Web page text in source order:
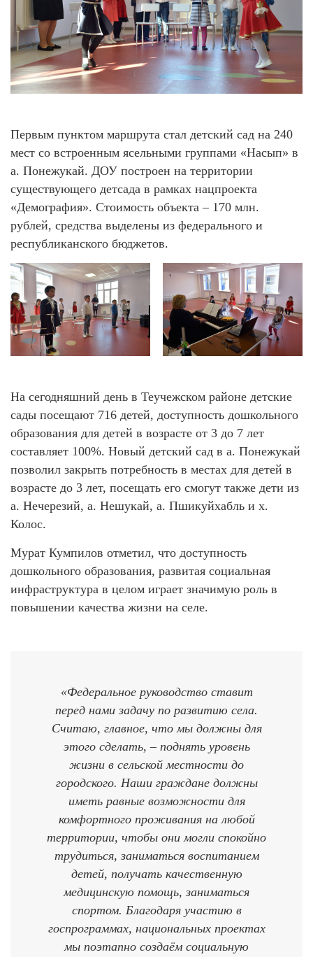
Первым пунктом маршрута стал детский сад на 240
мест со встроенным ясельными группами «Насып» в
а. Понежукай. ДОУ построен на территории
существующего детсада в рамках нацпроекта
«Демография». Стоимость объекта – 170 млн.
рублей, средства выделены из федерального и
республиканского бюджетов.
На сегодняшний день в Теучежском районе детские
сады посещают 716 детей, доступность дошкольного
образования для детей в возрасте от 3 до 7 лет
составляет 100%. Новый детский сад в а. Понежукай
позволил закрыть потребность в местах для детей в
возрасте до 3 лет, посещать его смогут также дети из
а. Нечерезий, а. Нешукай, а. Пшикуйхабль и х.
Колос.
Мурат Кумпилов отметил, что доступность
дошкольного образования, развитая социальная
инфраструктура в целом играет значимую роль в
повышении качества жизни на селе.
«Федеральное руководство ставит
перед нами задачу по развитию села.
Считаю, главное, что мы должны для
этого сделать, – поднять уровень
жизни в сельской местности до
городского. Наши граждане должны
иметь равные возможности для
комфортного проживания на любой
территории, чтобы они могли спокойно
трудиться, заниматься воспитанием
детей, получать качественную
медицинскую помощь, заниматься
спортом. Благодаря участию в
госпрограммах, национальных проектах
мы поэтапно создаём социальную